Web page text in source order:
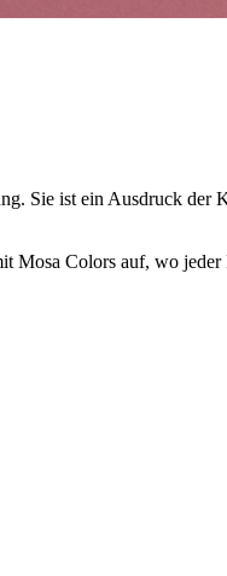
Sie ist ein Ausdruck
Colors auf, wo jeder